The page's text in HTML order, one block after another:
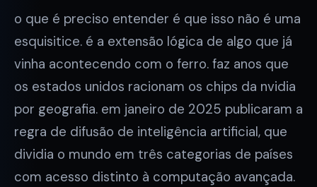
o que é preciso entender é que isso não é uma
esquisitice. é a extensão lógica de algo que já
vinha acontecendo com o ferro. faz anos que
os estados unidos racionam os chips da nvidia
por geografia. em janeiro de 2025 publicaram a
regra de difusão de inteligência artificial, que
dividia o mundo em três categorias de países
com acesso distinto à computação avançada.